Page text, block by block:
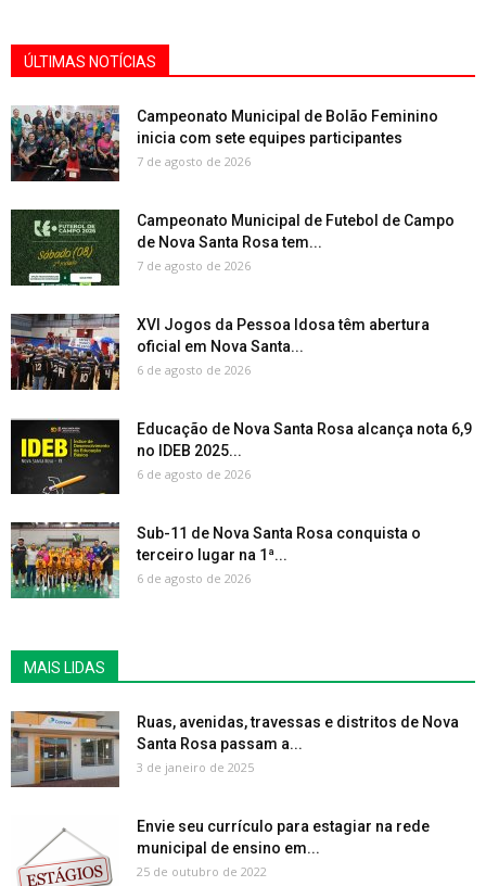
ÚLTIMAS NOTÍCIAS
Campeonato Municipal de Bolão Feminino
inicia com sete equipes participantes
7 de agosto de 2026
Campeonato Municipal de Futebol de Campo
de Nova Santa Rosa tem...
7 de agosto de 2026
XVI Jogos da Pessoa Idosa têm abertura
oficial em Nova Santa...
6 de agosto de 2026
Educação de Nova Santa Rosa alcança nota 6,9
no IDEB 2025...
6 de agosto de 2026
Sub-11 de Nova Santa Rosa conquista o
terceiro lugar na 1ª...
6 de agosto de 2026
MAIS LIDAS
Ruas, avenidas, travessas e distritos de Nova
Santa Rosa passam a...
3 de janeiro de 2025
Envie seu currículo para estagiar na rede
municipal de ensino em...
25 de outubro de 2022